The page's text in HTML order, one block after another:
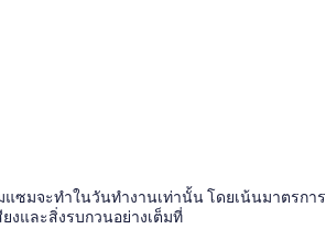
แซมจะทำในวันทำงานเท่านั้น โดยเน้นมาตรการ
งและสิ่งรบกวนอย่างเต็มที่